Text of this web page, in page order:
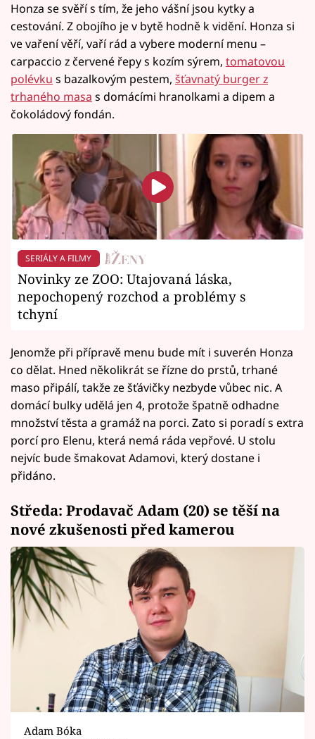
Honza se svěří s tím, že jeho vášní jsou kytky a
cestování. Z obojího je v bytě hodně k vidění. Honza si
ve vaření věří, vaří rád a vybere moderní menu –
carpaccio z červené řepy s kozím sýrem, tomatovou
polévku s bazalkovým pestem, šťavnatý burger z
trhaného masa s domácími hranolkami a dipem a
čokoládový fondán.
SERIÁLY A FILMY
Novinky ze ZOO: Utajovaná láska,
nepochopený rozchod a problémy s
tchyní
Jenomže při přípravě menu bude mít i suverén Honza
co dělat. Hned několikrát se řízne do prstů, trhané
maso připálí, takže ze šťávičky nezbyde vůbec nic. A
domácí bulky udělá jen 4, protože špatně odhadne
množství těsta a gramáž na porci. Zato si poradí s extra
porcí pro Elenu, která nemá ráda vepřové. U stolu
nejvíc bude šmakovat Adamovi, který dostane i
přidáno.
Středa: Prodavač Adam (20) se těší na
nové zkušenosti před kamerou
Adam Bóka